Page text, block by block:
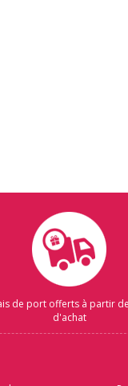
de port offerts à partir
d'achat